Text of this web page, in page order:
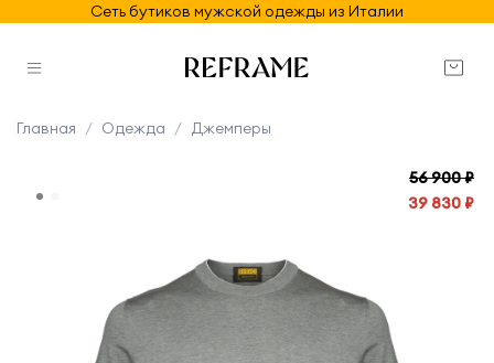
Сеть бутиков мужской одежды из Италии
Главная Одежда Джемперы
56 900 ₽
39 830 ₽